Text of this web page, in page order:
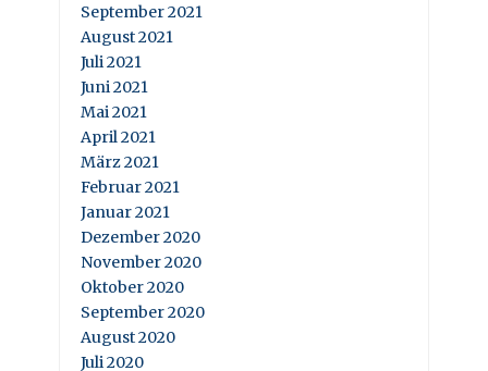
September 2021
August 2021
Juli 2021
Juni 2021
Mai 2021
April 2021
März 2021
Februar 2021
Januar 2021
Dezember 2020
November 2020
Oktober 2020
September 2020
August 2020
Juli 2020